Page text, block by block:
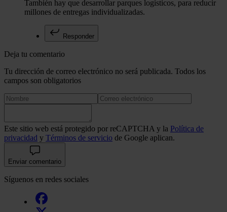
También hay que desarrollar parques logísticos, para reducir
millones de entregas individualizadas.
Responder
Deja tu comentario
Tu dirección de correo electrónico no será publicada. Todos los
campos son obligatorios
Este sitio web está protegido por reCAPTCHA y la Política de
privacidad y Términos de servicio de Google aplican.
Enviar comentario
Síguenos en redes sociales